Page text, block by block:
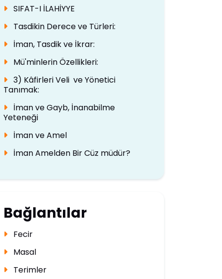
SIFAT-I İLAHİYYE
Tasdikin Derece ve Türleri:
İman, Tasdik ve İkrar:
Mü'minlerin Özellikleri:
3) Kâfirleri Veli ve Yönetici
Tanımak:
İman ve Gayb, İnanabilme
Yeteneği
İman ve Amel
İman Amelden Bir Cüz müdür?
Bağlantılar
Fecir
Masal
Terimler